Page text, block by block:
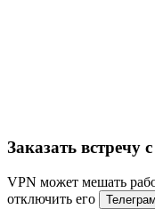
Заказать встречу
VPN может мешать
отключить его
Телеграм